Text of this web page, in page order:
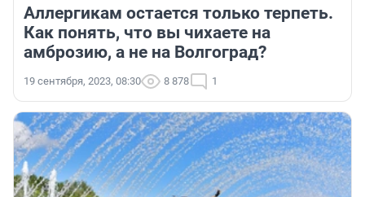
Аллергикам остается только терпеть.
Как понять, что вы чихаете на
амброзию, а не на Волгоград?
19 сентября, 2023, 08:30 8 878 1